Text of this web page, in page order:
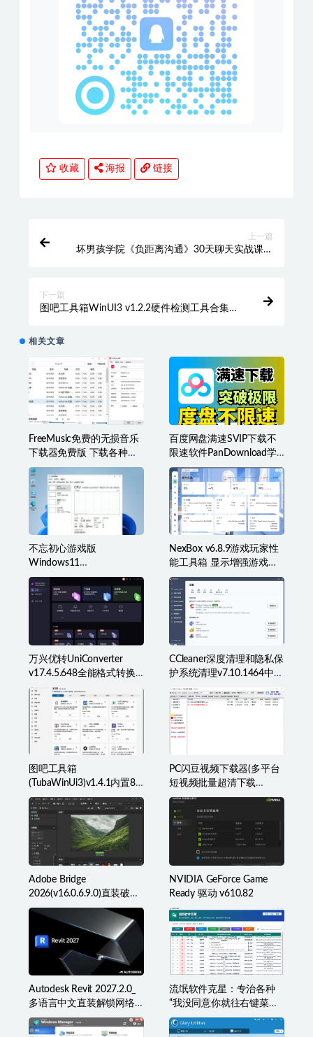
收藏 海报 链接
上一篇
坏男孩学院《负距离沟通》30天聊天实战课，
下一篇
图吧工具箱WinUI3 v1.2.2硬件检测工具合集全
相关文章
FreeMusic免费的无损音乐
下载器免费版 下载各种类
型音乐
百度网盘满速SVIP下载不
限速软件PanDownload学
习网定制版
不忘初心游戏版
Windows11
v25H2(26200.8973)无更新
[精简系统美化版]
NexBox v6.8.9游戏玩家性
能工具箱 显示增强游戏辅
助准星叠加、监控等
万兴优转UniConverter
v17.4.5.648全能格式转换
工具箱破解版
CCleaner深度清理和隐私保
护系统清理v7.10.1464中文
破解版
图吧工具箱
(TubaWinUi3)v1.4.1内置82
款检测工具便携版
PC闪豆视频下载器(多平台
短视频批量超清下载
器)v2026.07.29
Adobe Bridge
2026(v16.0.6.9.0)直装破解
版(简称BR2026)
NVIDIA GeForce Game
Ready 驱动 v610.82
Autodesk Revit 2027.2.0_
多语言中文直装解锁网络
许可版
流氓软件克星：专治各种
“我没同意你就往右键菜单
里塞东西”